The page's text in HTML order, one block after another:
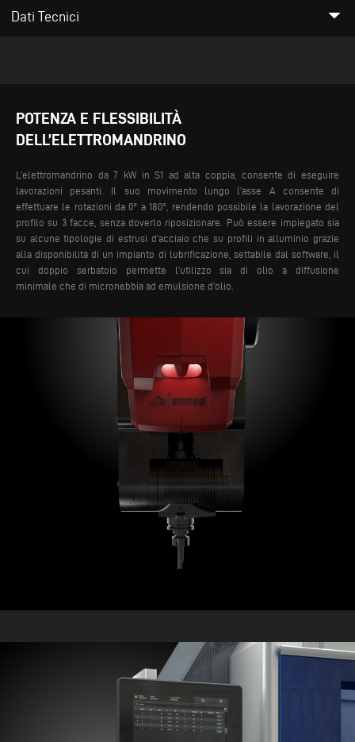
Dati Tecnici arrow_drop_down
POTENZA E FLESSIBILITÀ
DELL’ELETTROMANDRINO
L’elettromandrino da 7 kW in S1 ad alta coppia, consente di eseguire
lavorazioni pesanti. Il suo movimento lungo l’asse A consente di
effettuare le rotazioni da 0° a 180°, rendendo possibile la lavorazione del
profilo su 3 facce, senza doverlo riposizionare.
Può essere impiegato sia
su alcune tipologie di estrusi d’acciaio che su profili in alluminio grazie
alla disponibilità di un impianto di lubrificazione, settabile dal software, il
cui doppio serbatoio permette l’utilizzo sia di olio a diffusione
minimale che di micronebbia ad emulsione d’olio.